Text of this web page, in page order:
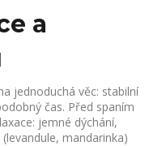
a
jednoduchá věc: stabilní
čas. Před spaním
jemné dýchání,
mandarinka)